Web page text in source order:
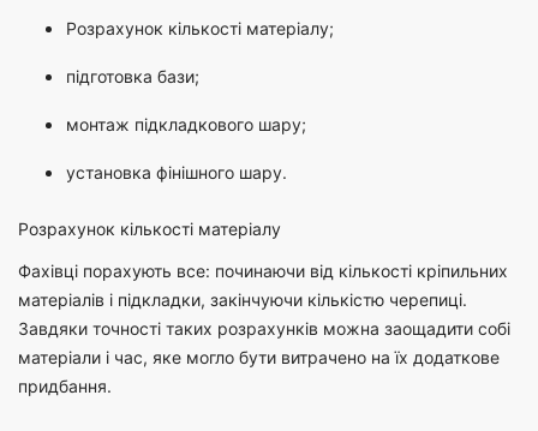
Розрахунок кількості матеріалу;
підготовка бази;
монтаж підкладкового шару;
установка фінішного шару.
Розрахунок кількості матеріалу
Фахівці порахують все: починаючи від кількості кріпильних
матеріалів і підкладки, закінчуючи кількістю черепиці.
Завдяки точності таких розрахунків можна заощадити собі
матеріали і час, яке могло бути витрачено на їх додаткове
придбання.